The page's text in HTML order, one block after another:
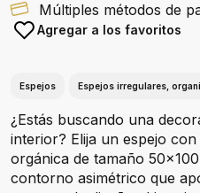
Múltiples métodos de
Agregar a los favoritos
Espejos Espejos irregulares,
¿Estás buscando una
interior? Elija un espejo
orgánica de tamaño
contorno asimétrico que